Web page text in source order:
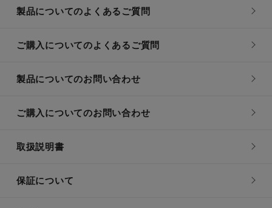
製品についてのよくあるご質問
ご購入についてのよくあるご質問
製品についてのお問い合わせ
ご購入についてのお問い合わせ
取扱説明書
保証について